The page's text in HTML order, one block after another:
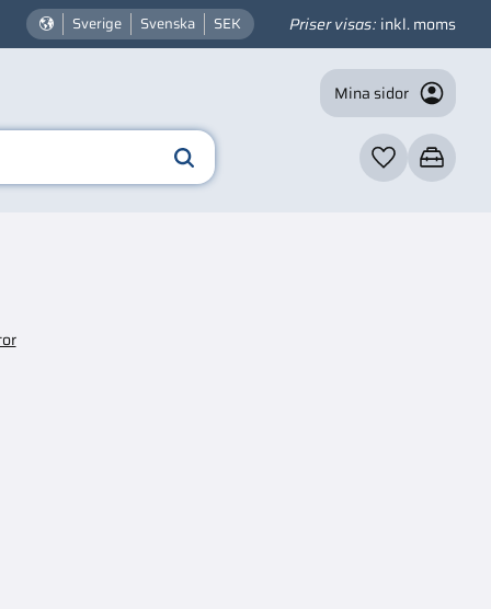
Sverige Svenska SEK Priser visas inkl. moms
Mina sidor
Favoriter
Kundvagn